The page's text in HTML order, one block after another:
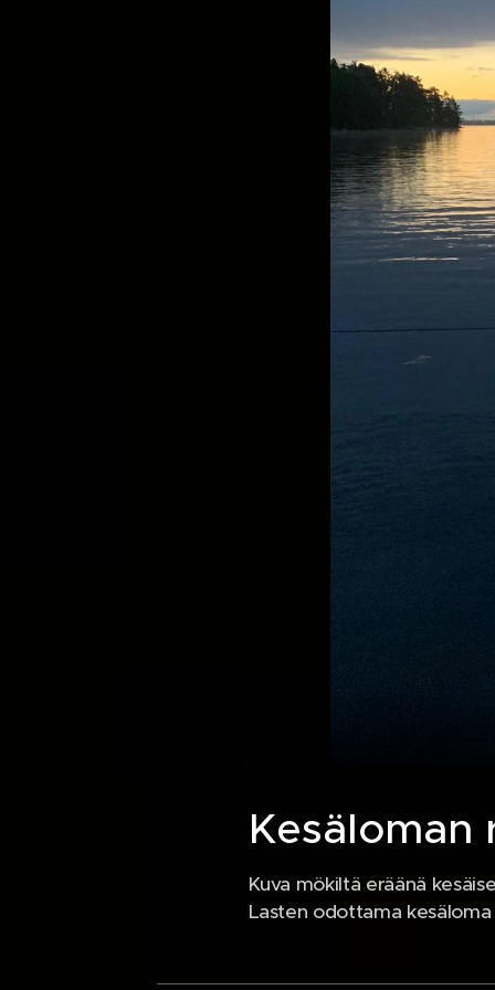
Kesäloman
Kuva mökiltä eräänä
Lasten odottama